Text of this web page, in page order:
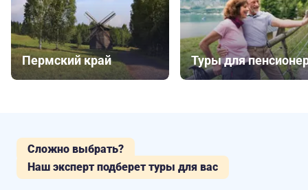
Пермский край Туры для
Сложно выбрать?
Наш эксперт подберет туры для вас